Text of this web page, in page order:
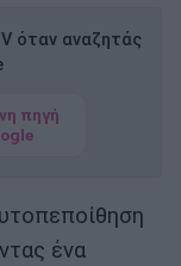
όταν αναζητάς
πηγή
ένα